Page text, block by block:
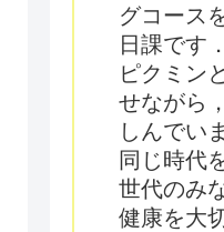
グコース
日課です．
ピクミン
せながら
しんでい
同じ時代
世代のみ
健康を大